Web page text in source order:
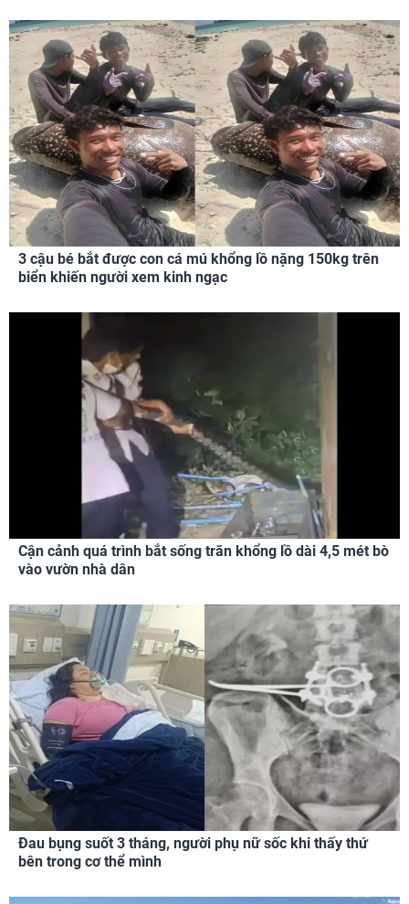
3 cậu bé bắt được con cá mú khổng lồ nặng 150kg trên
biển khiến người xem kinh ngạc
Cận cảnh quá trình bắt sống trăn khổng lồ dài 4,5 mét bò
vào vườn nhà dân
Đau bụng suốt 3 tháng, người phụ nữ sốc khi thấy thứ
bên trong cơ thể mình